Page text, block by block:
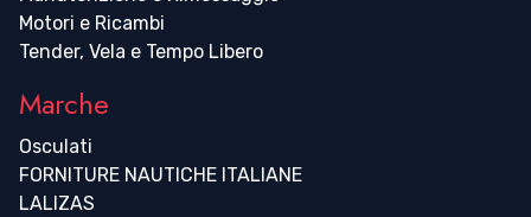
Motori e Ricambi
Tender, Vela e Tempo Libero
Marche
Osculati
FORNITURE NAUTICHE ITALIANE
LALIZAS